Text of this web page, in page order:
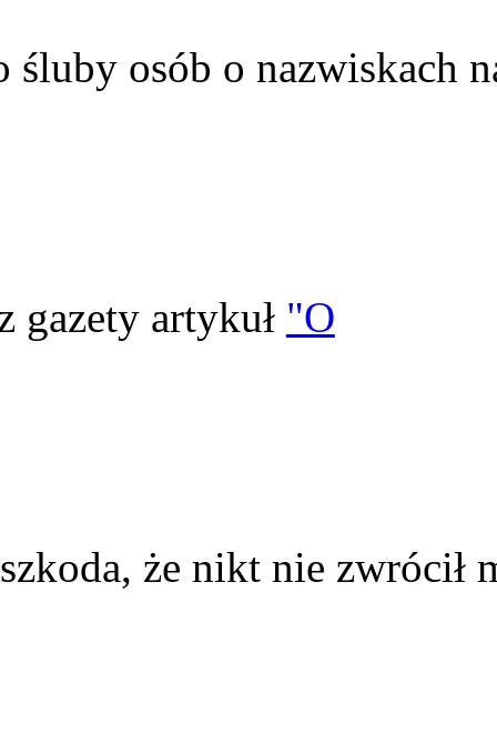
śluby osób o nazwiskach
gazety artykuł "O
że nikt nie zwrócił